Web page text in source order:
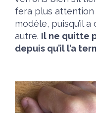
fera plus
modèle, puisqu’il
autre. Il ne quitte
depuis qu’il l’a